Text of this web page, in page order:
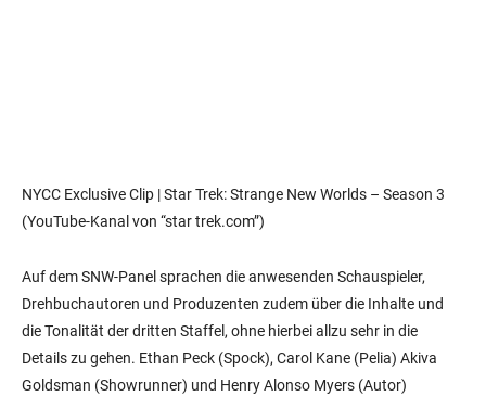
NYCC Exclusive Clip | Star Trek: Strange New Worlds – Season 3
(YouTube-Kanal von “star trek.com”)
Auf dem SNW-Panel sprachen die anwesenden Schauspieler,
Drehbuchautoren und Produzenten zudem über die Inhalte und
die Tonalität der dritten Staffel, ohne hierbei allzu sehr in die
Details zu gehen. Ethan Peck (Spock), Carol Kane (Pelia) Akiva
Goldsman (Showrunner) und Henry Alonso Myers (Autor)